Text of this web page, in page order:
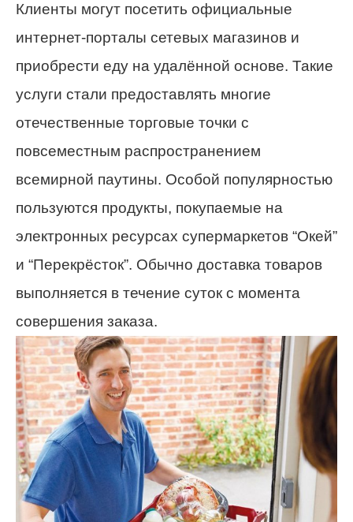
Клиенты могут посетить официальные
интернет-порталы сетевых магазинов и
приобрести еду на удалённой основе. Такие
услуги стали предоставлять многие
отечественные торговые точки с
повсеместным распространением
всемирной паутины. Особой популярностью
пользуются продукты, покупаемые на
электронных ресурсах супермаркетов “Окей”
и “Перекрёсток”. Обычно доставка товаров
выполняется в течение суток с момента
совершения заказа.